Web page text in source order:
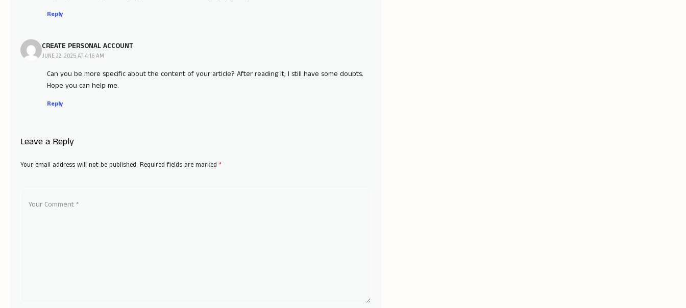
Reply
CREATE PERSONAL ACCOUNT
JUNE 22, 2025 AT 4:16 AM
Can you be more specific about the content of your article? After reading it, I still have some doubts.
Hope you can help me.
Reply
Leave a Reply
Your email address will not be published. Required fields are marked *